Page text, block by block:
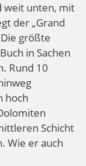
weit unten, mit
der „Grand
größte
in Sachen
Rund 10
hoch
Schicht
Wie er auch